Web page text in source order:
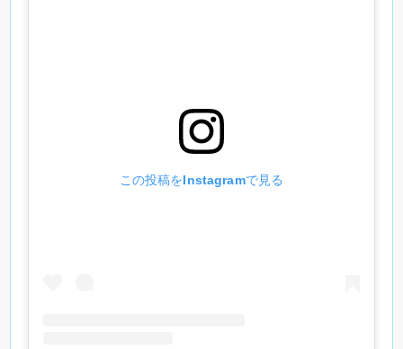
この投稿をInstagramで見る